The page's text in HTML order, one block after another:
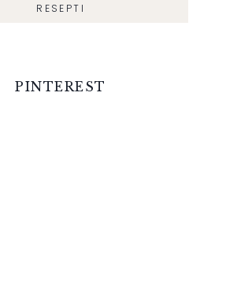
RESEPTI
PINTEREST